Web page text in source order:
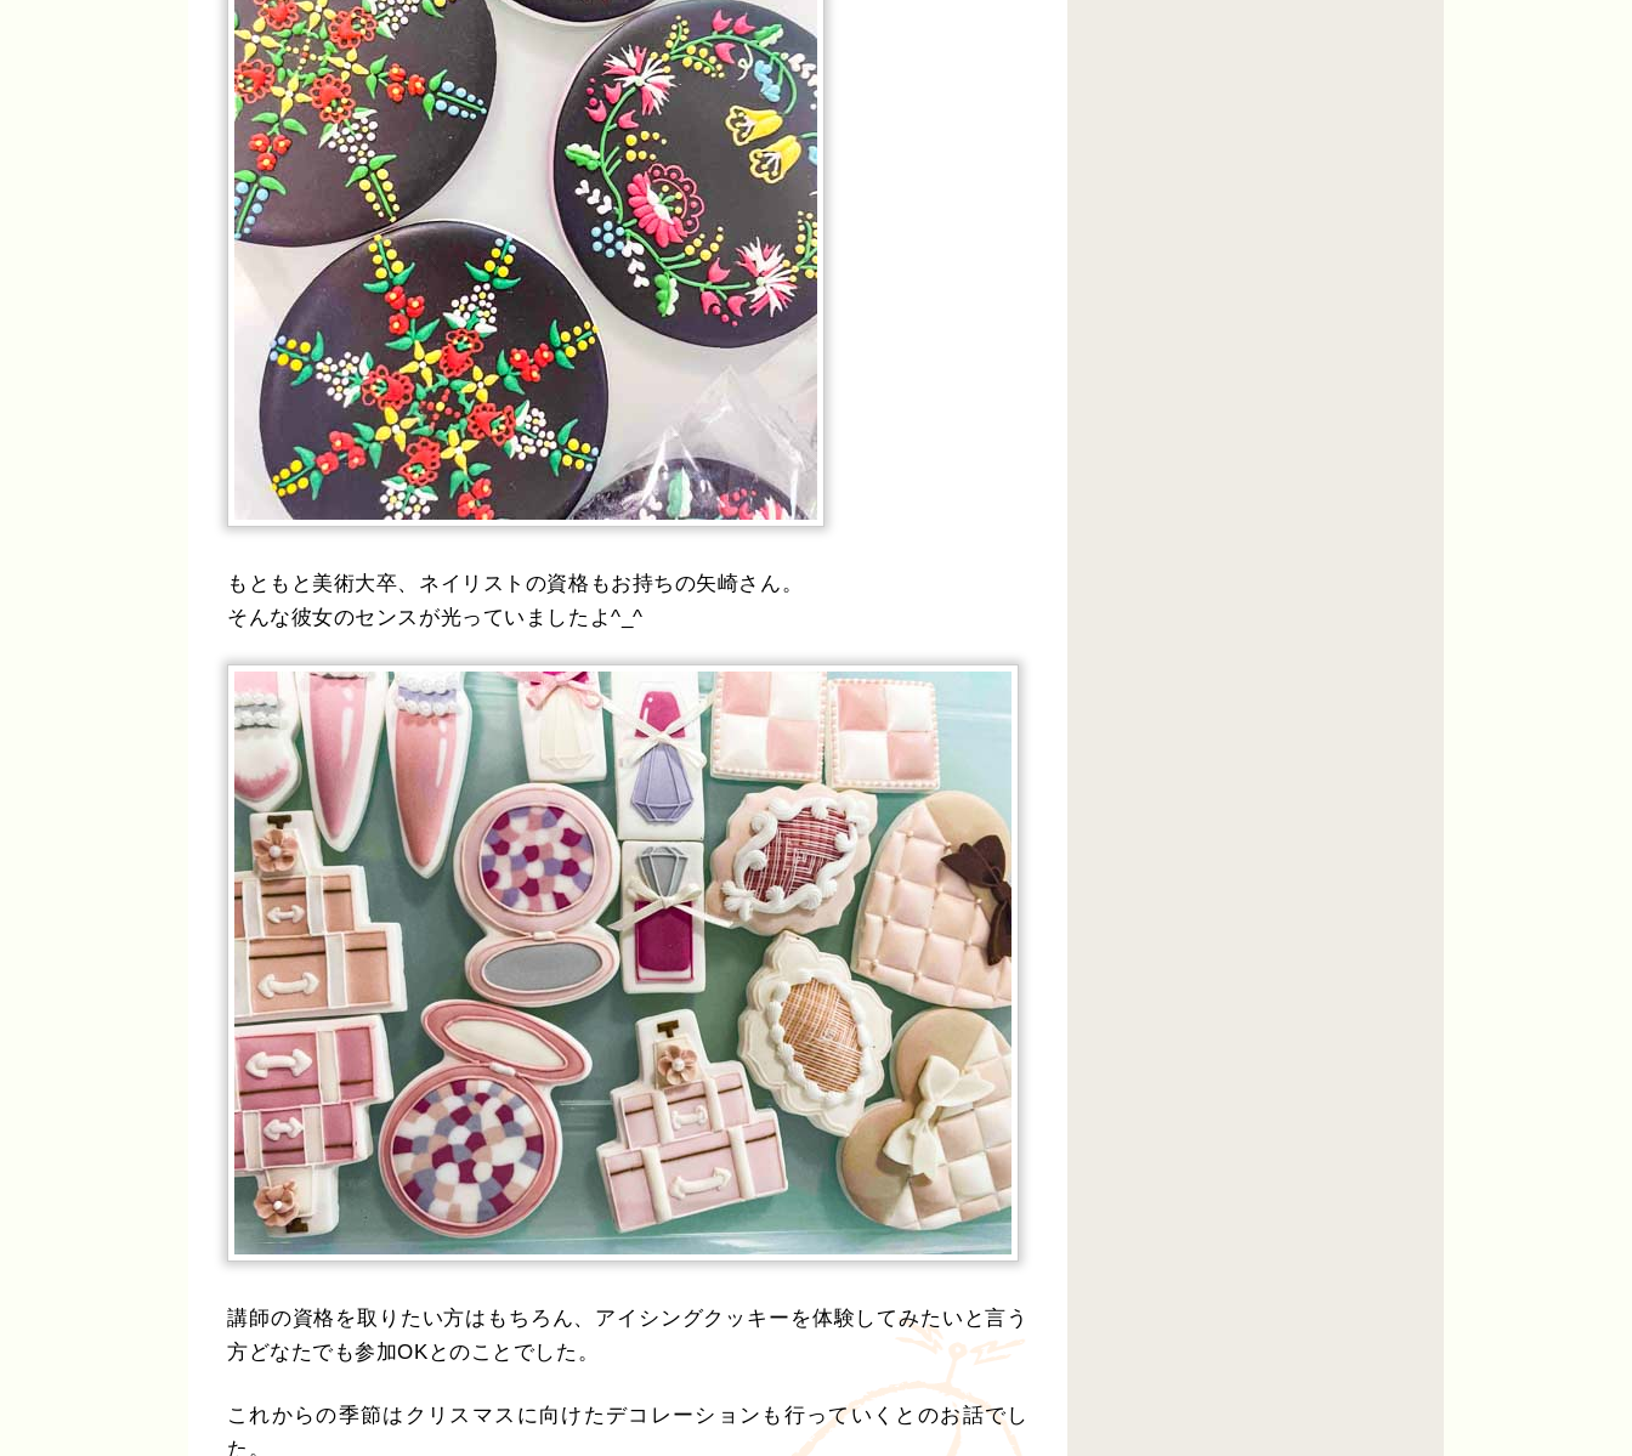
もともと美術大卒、ネイリストの資格もお持ちの矢崎さん。
そんな彼女のセンスが光っていましたよ^_^
講師の資格を取りたい方はもちろん、アイシングクッキーを体験してみたいと言う
方どなたでも参加OKとのことでした。
これからの季節はクリスマスに向けたデコレーションも行っていくとのお話でし
た。